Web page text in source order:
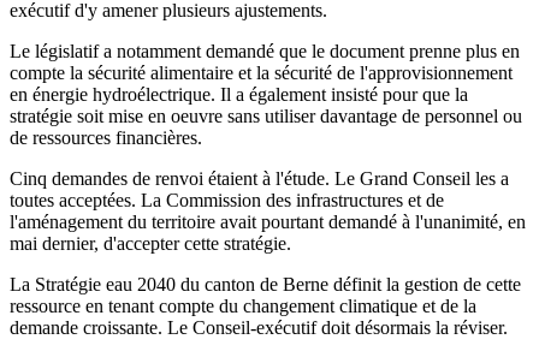
exécutif d'y amener plusieurs ajustements.
Le législatif a notamment demandé que le document prenne plus en
compte la sécurité alimentaire et la sécurité de l'approvisionnement
en énergie hydroélectrique. Il a également insisté pour que la
stratégie soit mise en oeuvre sans utiliser davantage de personnel ou
de ressources financières.
Cinq demandes de renvoi étaient à l'étude. Le Grand Conseil les a
toutes acceptées. La Commission des infrastructures et de
l'aménagement du territoire avait pourtant demandé à l'unanimité, en
mai dernier, d'accepter cette stratégie.
La Stratégie eau 2040 du canton de Berne définit la gestion de cette
ressource en tenant compte du changement climatique et de la
demande croissante. Le Conseil-exécutif doit désormais la réviser.